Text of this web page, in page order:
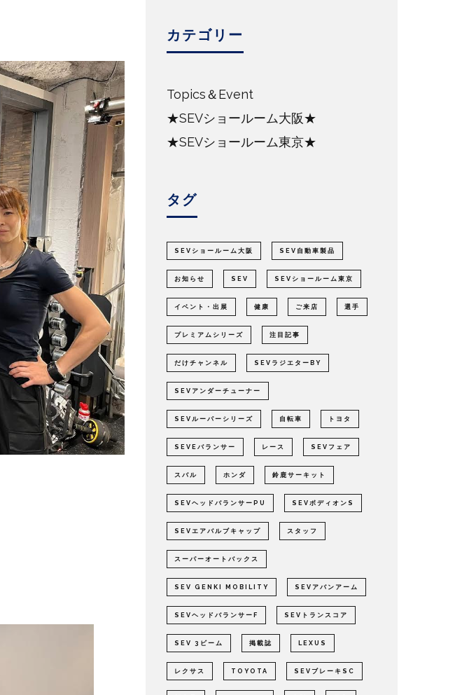
カテゴリー
Topics＆Event
★SEVショールーム大阪★
★SEVショールーム東京★
タグ
SEVショールーム大阪 SEV自動車製品
お知らせ SEV SEVショールーム東京
イベント・出展 健康 ご来店 選手
プレミアムシリーズ 注目記事
だけチャンネル SEVラジエターBY
SEVアンダーチューナー
SEVルーパーシリーズ 自転車 トヨタ
SEVEバランサー レース SEVフェア
スバル ホンダ 鈴鹿サーキット
SEVヘッドバランサーPU SEVボディオンS
SEVエアバルブキャップ スタッフ
スーパーオートバックス
SEV GENKI MOBILITY SEVアバンアーム
SEVヘッドバランサーF SEVトランスコア
SEV 3ビーム 掲載誌 LEXUS
レクサス TOYOTA SEVブレーキSC